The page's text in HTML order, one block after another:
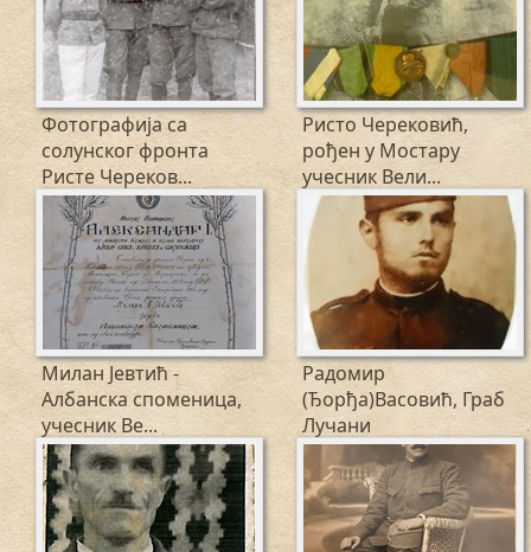
Фотографија са
солунског фронта
Ристе Череков...
Ристо Черековић,
рођен у Мостару
учесник Вели...
Милан Јевтић -
Албанска споменица,
учесник Ве...
Радомир
(Ђорђа)Васовић, Граб
Лучани
1914